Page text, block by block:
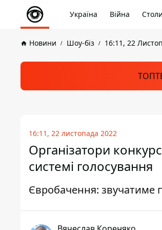
Україна Війна
Новини Шоу-біз 16:11, 22
16:11, 22 листопада 2022
Організатори
системі голосування
Євробачення: звучатиме